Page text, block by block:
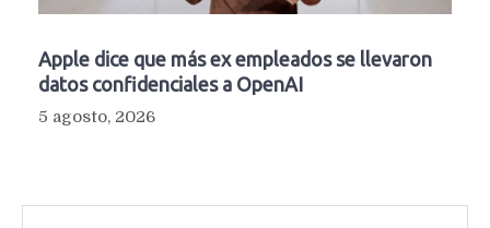
Apple dice que más ex empleados se llevaron
datos confidenciales a OpenAI
5 agosto, 2026